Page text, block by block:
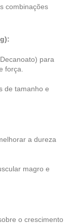
combinações
para
força.
de tamanho e
a dureza
magro e
o crescimento